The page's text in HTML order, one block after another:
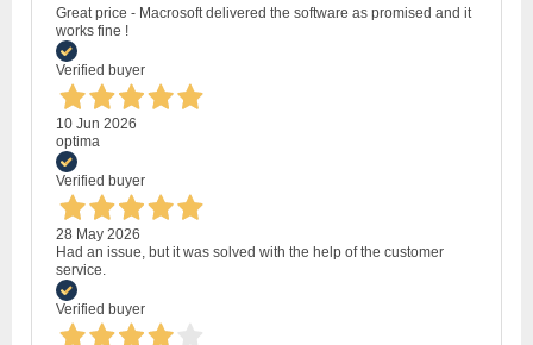
Great price - Macrosoft delivered the software as promised and it
works fine !
Verified buyer
10 Jun 2026
optima
Verified buyer
28 May 2026
Had an issue, but it was solved with the help of the customer
service.
Verified buyer